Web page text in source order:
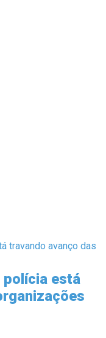
polícia está